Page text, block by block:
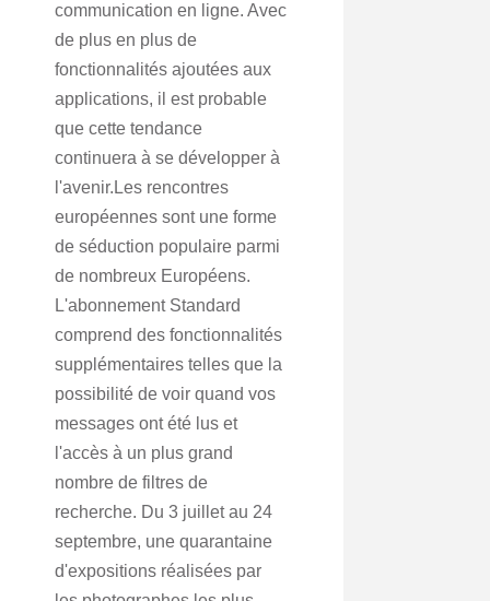
communication en ligne. Avec
de plus en plus de
fonctionnalités ajoutées aux
applications, il est probable
que cette tendance
continuera à se développer à
l'avenir.Les rencontres
européennes sont une forme
de séduction populaire parmi
de nombreux Européens.
L'abonnement Standard
comprend des fonctionnalités
supplémentaires telles que la
possibilité de voir quand vos
messages ont été lus et
l'accès à un plus grand
nombre de filtres de
recherche. Du 3 juillet au 24
septembre, une quarantaine
d'expositions réalisées par